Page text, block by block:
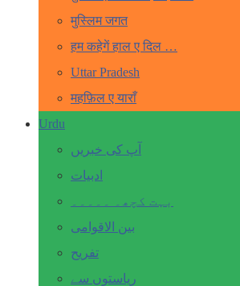
मुस्लिम जगत
हम कहेगें हाल ए दिल …
Uttar Pradesh
महफ़िल ए याराँ
Urdu
آپ کی خبریں
ادبیات
بہت کچھ۔ ۔۔۔۔۔
بین الاقوامی
تفریح
ریاستوں سے